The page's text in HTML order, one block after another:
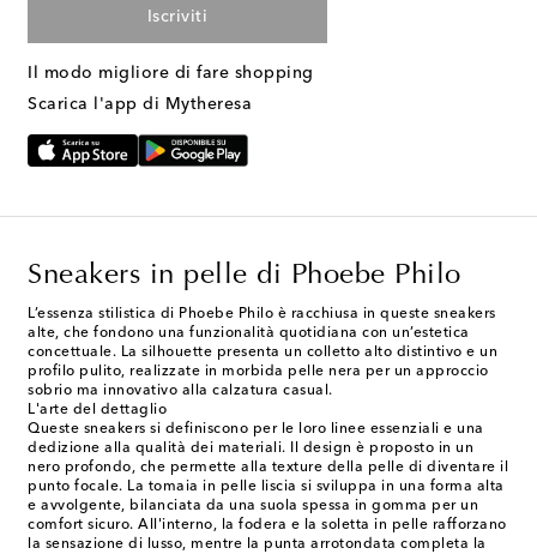
Iscriviti
Il modo migliore di fare shopping
Scarica l'app di Mytheresa
Sneakers in pelle di Phoebe Philo
L’essenza stilistica di Phoebe Philo è racchiusa in queste sneakers
alte, che fondono una funzionalità quotidiana con un’estetica
concettuale. La silhouette presenta un colletto alto distintivo e un
profilo pulito, realizzate in morbida pelle nera per un approccio
sobrio ma innovativo alla calzatura casual.
L'arte del dettaglio
Queste sneakers si definiscono per le loro linee essenziali e una
dedizione alla qualità dei materiali. Il design è proposto in un
nero profondo, che permette alla texture della pelle di diventare il
punto focale. La tomaia in pelle liscia si sviluppa in una forma alta
e avvolgente, bilanciata da una suola spessa in gomma per un
comfort sicuro. All'interno, la fodera e la soletta in pelle rafforzano
la sensazione di lusso, mentre la punta arrotondata completa la